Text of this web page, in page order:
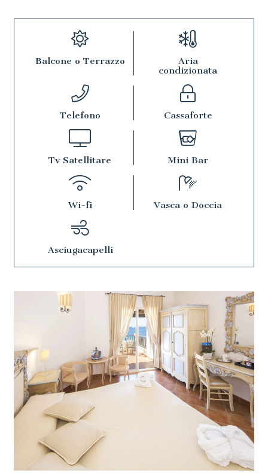
Balcone o Terrazzo
Aria
condizionata
Telefono Cassaforte
Tv Satellitare Mini Bar
Wi-fi Vasca o Doccia
Asciugacapelli